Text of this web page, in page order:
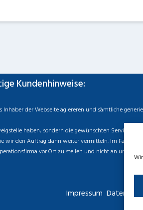
Kundenhinweise:
der Webseite agiereren und sämtliche
haben, sondern die gewünschten Services
den Auftrag dann weiter vermitteln. Im Falle
vor Ort zu stellen und nicht an uns zu
Impressum